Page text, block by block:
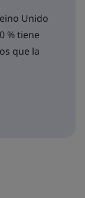
Unido
% tiene
que la